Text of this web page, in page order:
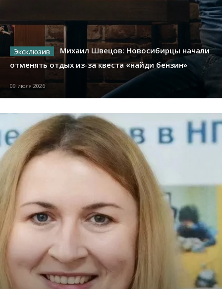
Михаил Швецов: Новосибирцы начали
отменять отдых из-за квеста «найди бензин»
09 июля 2026